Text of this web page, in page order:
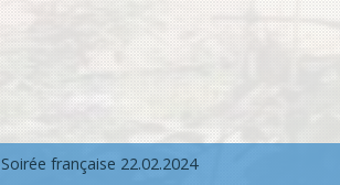
Soirée française 22.02.2024